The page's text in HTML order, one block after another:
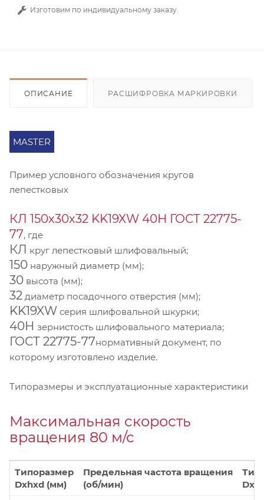
Изготовим по индивидуальному заказу.
ОПИСАНИЕ РАСШИФРОВКА МАРКИРОВКИ
MASTER
Пример условного обозначения кругов
лепестковых
КЛ 150х30х32 KK19XW 40Н ГОСТ 22775-
77, где
КЛ круг лепестковый шлифовальный;
150 наружный диаметр (мм);
30 высота (мм);
32 диаметр посадочного отверстия (мм);
KK19XW серия шлифовальной шкурки;
40Н зернистость шлифовального материала;
ГОСТ 22775-77нормативный документ, по
которому изготовлено изделие.
Типоразмеры и эксплуатационные характеристики
Максимальная скорость
вращения 80 м/с
Типоразмер
Dxhxd (мм)
Предельная частота вращения
(об/мин)